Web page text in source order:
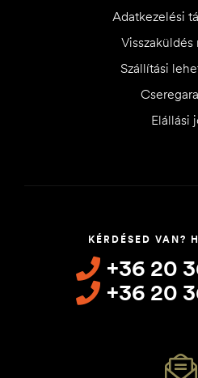
Adatkezelési
Szállítási
Elállási
KÉRDÉSED VAN?
+36 20
+36 20